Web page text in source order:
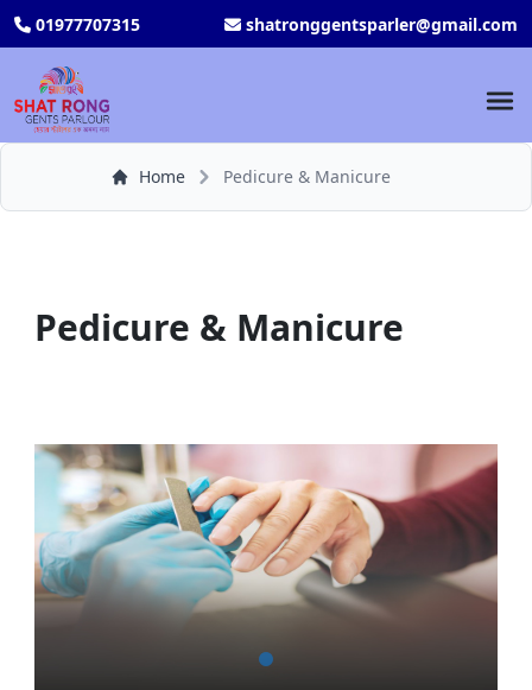
01977707315 shatronggentsparler@gmail.com
Home Pedicure & Manicure
Pedicure & Manicure